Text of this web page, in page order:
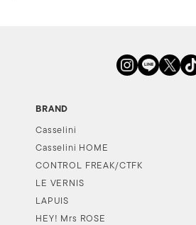
BRAND
Casselini
Casselini HOME
CONTROL FREAK/CTFK
LE VERNIS
LAPUIS
HEY! Mrs ROSE